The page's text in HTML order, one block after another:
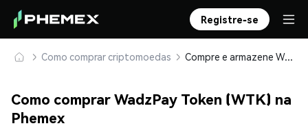
Registre-se
Como comprar criptomoedas Compre e armazene WadzPay Token (WTK) com segurança
Como comprar WadzPay Token (WTK) na
Phemex